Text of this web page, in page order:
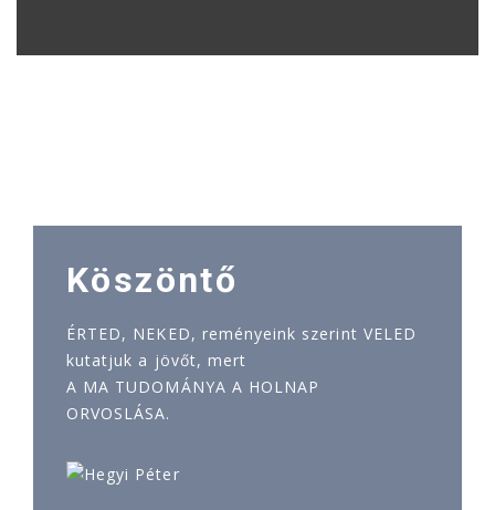
Köszöntő
ÉRTED, NEKED, reményeink szerint VELED
kutatjuk a jövőt, mert
A MA TUDOMÁNYA A HOLNAP
ORVOSLÁSA.